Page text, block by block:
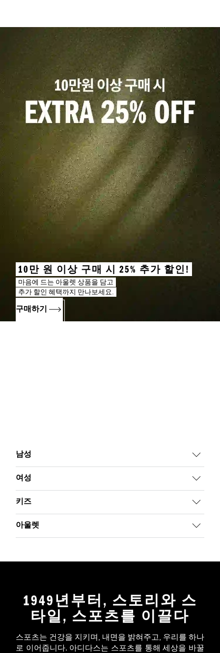
10만 원 이상 구매 시 25% 추가 할인!
마음에 드는 아울렛 상품을 담고
추가 할인 혜택까지 만나보세요.
구매하기
남성
여성
키즈
아울렛
1949년부터, 스토리와 스
타일, 스포츠를 이끌다
스포츠는 건강을 지키며, 내면을 밝혀주고, 우리를 하나
로 이어줍니다. 아디다스는 스포츠를 통해 세상을 바꿀